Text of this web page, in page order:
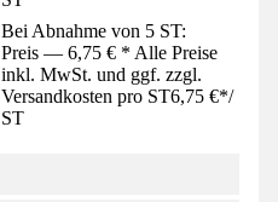
Bei Abnahme von 5 ST:
Preis — 6,75 € * Alle Preise
inkl. MwSt. und ggf. zzgl.
Versandkosten pro ST6,75 €*/
ST